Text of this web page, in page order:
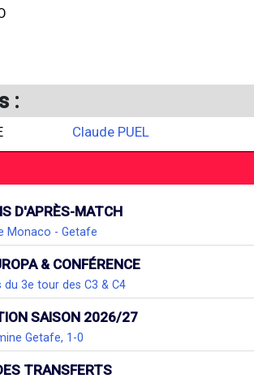
:
Claude PUEL
D'APRÈS-MATCH
Monaco - Getafe
& CONFÉRENCE
du 3e tour des C3 & C4
SAISON 2026/27
Getafe, 1-0
TRANSFERTS